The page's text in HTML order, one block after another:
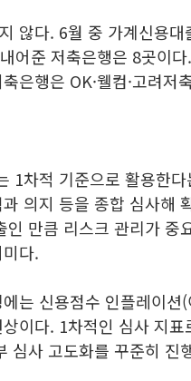
않다. 6월 중 가계신용
어준 저축은행은 8곳이
은행은 OK·웰컴·고려저
1차적 기준으로 활용한
의지 등을 종합 심사해
만큼 리스크 관리가 중
다.
는 신용점수 인플레이션
이다. 1차적인 심사 지
심사 고도화를 꾸준히